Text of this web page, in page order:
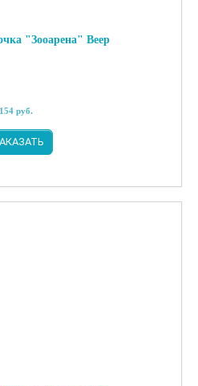
"Зооарена" Веер
154 руб.